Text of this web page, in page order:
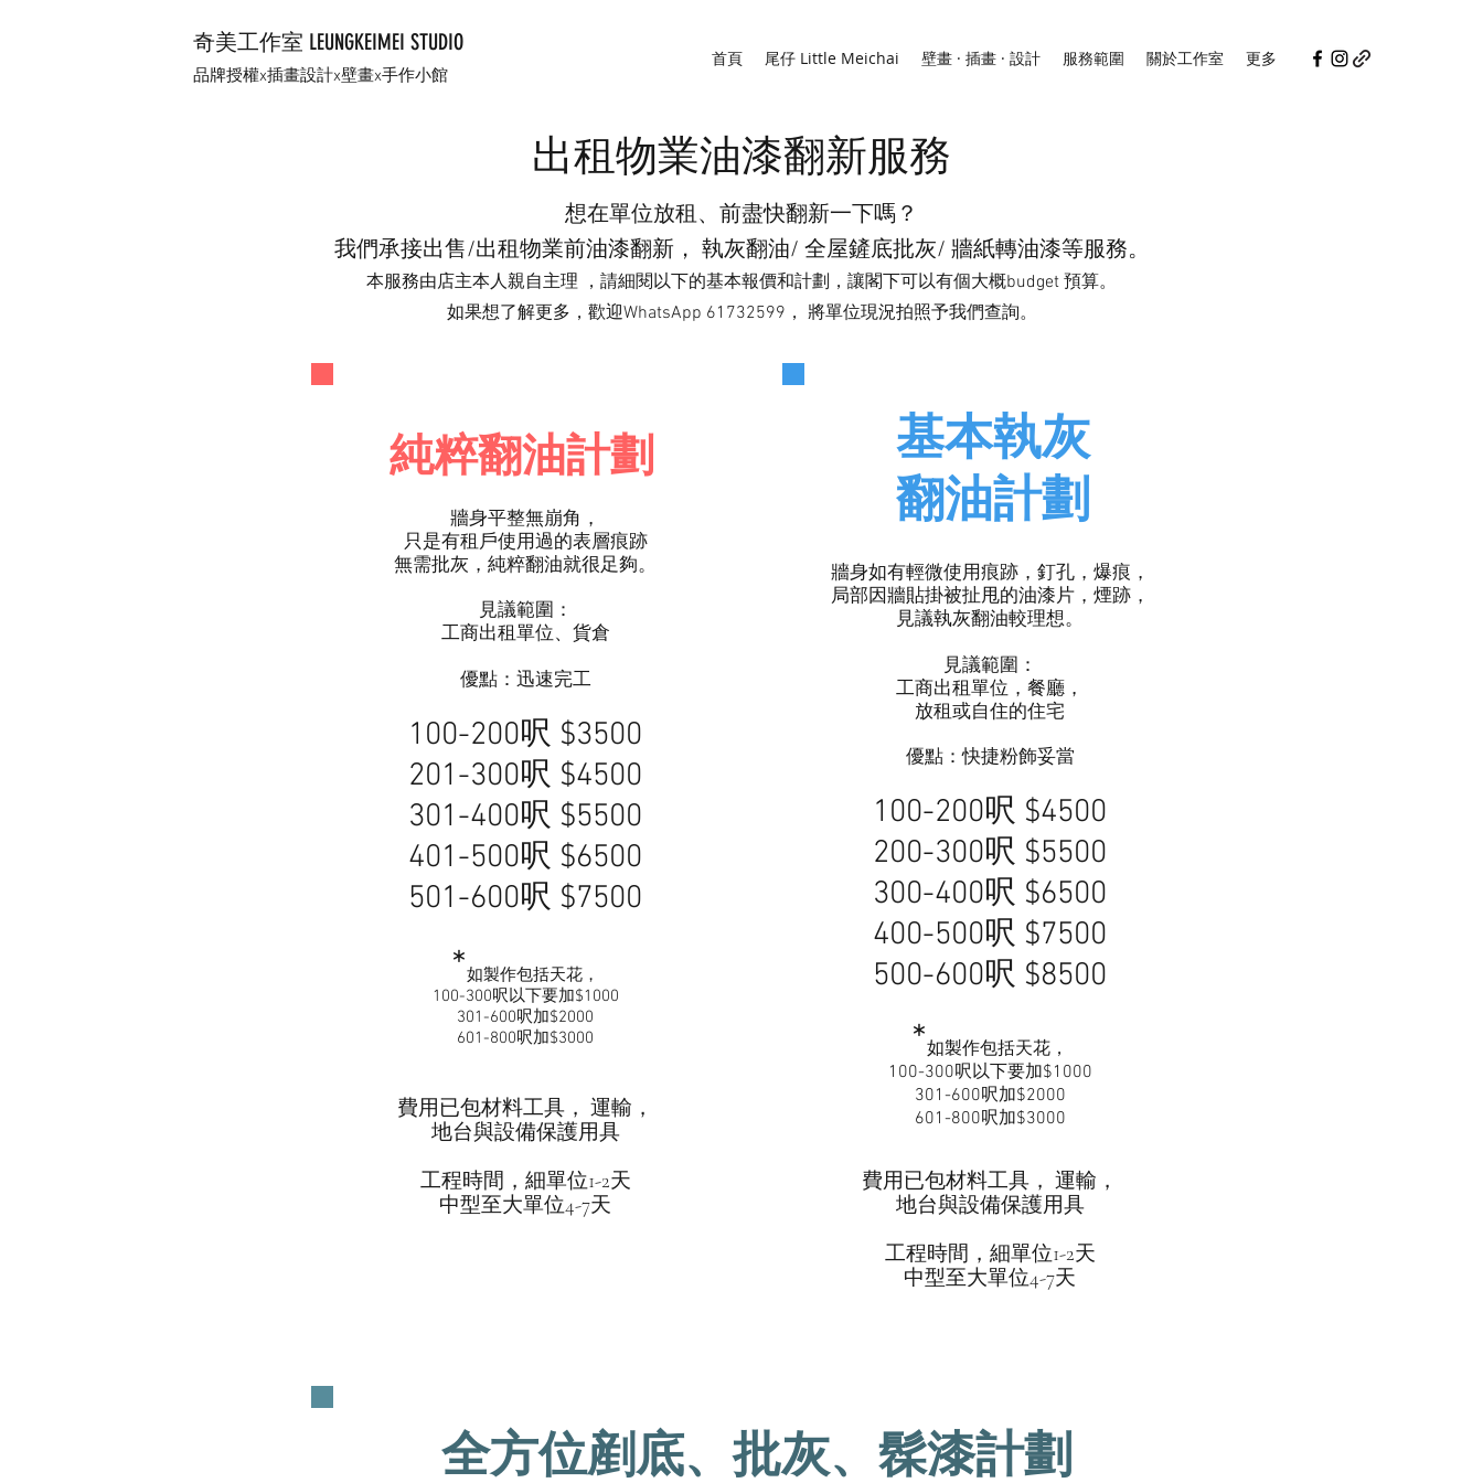
奇美工作室 LEUNGKEIMEI STUDIO
品牌授權x插畫設計x壁畫x手作小館
首頁 尾仔 Little Meichai 壁畫 · 插畫 · 設計 服務範圍 關於工作室 更多
出租物業油漆翻新服務
想在單位放租、前盡快翻新一下嗎？
我們承接出售/出租物業前油漆翻新， 執灰翻油/ 全屋鏟底批灰/ 牆紙轉油漆等服務。
​本服務由店主本人親自主理 ，請細閱以下的基本報價和計劃，讓閣下可以有個大概budget 預算。
​如果想了解更多，歡迎WhatsApp 61732599， 將單位現況拍照予我們查詢。
純粹翻油計劃
牆身平整無崩角，
​只是有租戶使用過的表層痕跡
無需批灰，純粹翻油就很足夠。
見議範圍：
工商出租單位、貨倉
​優點：迅速完工
100-200呎 $3500
201 -300呎 $4500
301-400呎 $5500
401-500呎 $6500
501-600呎 $7500
​*如製作包括天花，
100-300呎以下要加$1000
301-600呎​加$2000
601-800呎​加$3000
費用已包材料工具， 運輸，
地台​與設備保護用具
工程時間，細單位1-2天
​中型至大單位4-7天
基本執灰
翻油計劃
牆身如有輕微使用痕跡，釘孔，爆痕，
局部因牆貼掛被扯甩的油漆片，煙跡，
見議執灰翻油較理想。
見議範圍：
工商出租單位，餐廳，
放租或自住的住宅
​優點：快捷粉飾妥當
100-200呎 $4500
200-300呎 $5500
300-400呎 $6500
400-500呎 $7500
500-600呎 $8500
​*​如製作包括天花，
100-300呎以下要加$1000
301-600呎​加$2000
601-800呎​加$3000
費用已包材料工具， 運輸，
地台​與設備保護用具
工程時間，細單位1-2天
​中型至大單位4-7天
全方位剷底、批灰、髹漆計劃